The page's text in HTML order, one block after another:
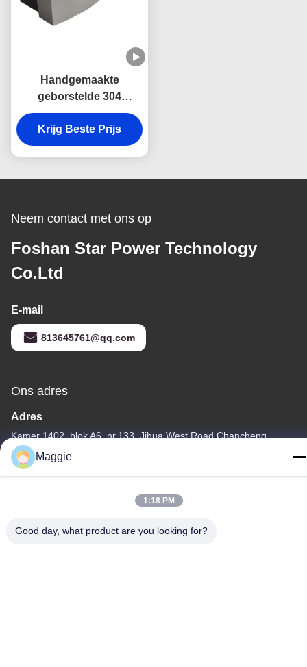
Handgemaakte
geborstelde 304
roestvrij staal boerderij
wasbak met
geluidsdemping en
gebogen voorschoon
Krijg Beste Prijs
Neem contact met ons op
Foshan Star Power Technology
Co.Ltd
E-mail
813645761@qq.com
Ons adres
Adres
Kamer 1402, blok A6, nr.133, Jihua West Road Chancheng
District, Foshan City, Guangdong Provincie.
Tel
Maggie
1:18 PM
Good day, what product are you looking for?